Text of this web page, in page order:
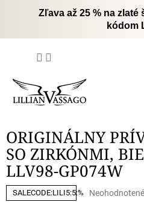
Zľava až 25 % na zlaté
kódom
ORIGINÁLNY
SO ZIRKÓNMI,
LLV98-GP074W
SALECODE:LILI5:5:%
Priemerné
Neohodnotené